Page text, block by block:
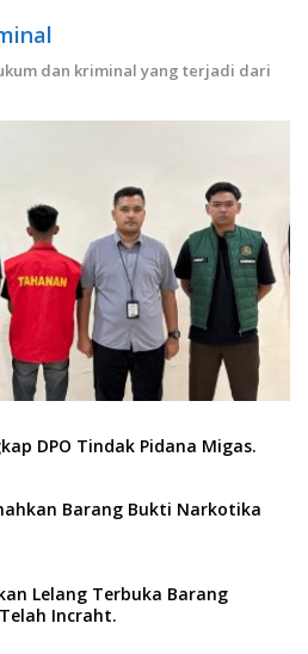
dan kriminal yang terjadi dari
DPO Tindak Pidana Migas.
Barang Bukti Narkotika
Lelang Terbuka Barang
Incraht.